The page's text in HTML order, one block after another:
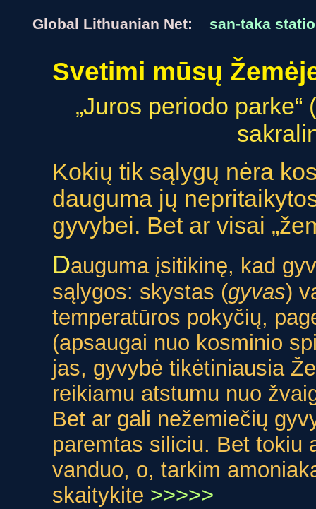
Global Lithuanian Net: san-taka
Svetimi mūsų
„Juros periodo
Kokių tik sąlygų nėra
dauguma jų
gyvybei. Bet ar visai
Dauguma įsitikinę, kad
sąlygos: skystas (gyvas)
temperatūros pokyčių,
(apsaugai nuo kosminio
jas, gyvybė tikėtiniausia
reikiamu atstumu nuo
Bet ar gali nežemiečių
paremtas siliciu. Bet tokiu
vanduo, o, tarkim
skaitykite >>>>>